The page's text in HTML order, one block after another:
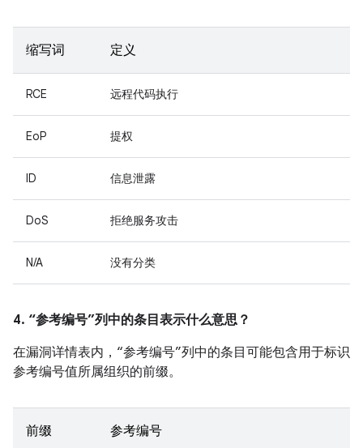
缩写词 定义
RCE 远程代码执行
EoP 提权
ID 信息泄露
DoS 拒绝服务攻击
N/A 没有分类
4. “参考编号”列中的条目表示什么意思？
在漏洞详情表内，“参考编号”列中的条目可能包含用于标识
参考编号值所属组织的前缀。
前缀 参考编号